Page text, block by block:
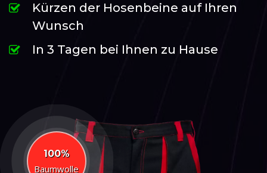
Kürzen der Hosenbeine auf Ihren
Wunsch
In 3 Tagen bei Ihnen zu Hause
100%
Baumwolle